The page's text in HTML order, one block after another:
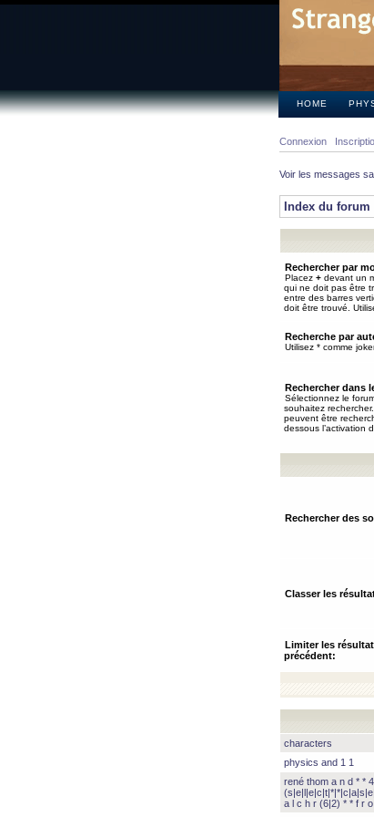
HOME
Connexion
Voir les messages
Index du forum
Rechercher par
Placez + devant un
qui ne doit pas être
entre des barres
doit être trouvé.
Recherche par
Utilisez * comme
Rechercher dans
Sélectionnez le
souhaitez
peuvent être
dessous l’activation
Rechercher des
Classer les
Limiter les
précédent:
characters
physics and 1 1
rené thom a n d * *
a l c h r (6|2) * * f r